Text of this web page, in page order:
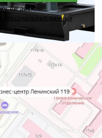
вы даете
персональных данных